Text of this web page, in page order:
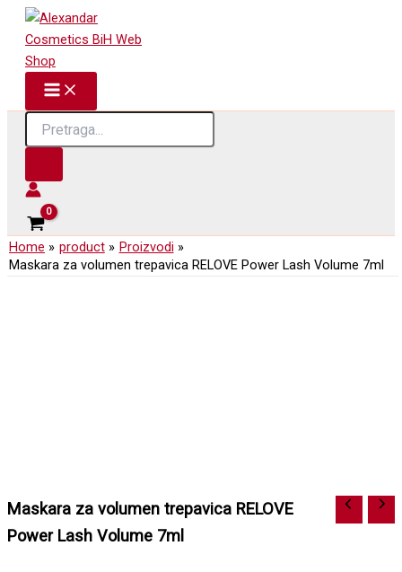
Skip
content
Products
search
Home product
Proizvodi
Maskara za volumen trepavica RELOVE Power Lash Volume 7ml
Maskara za volumen trepavica RELOVE
Power Lash Volume 7ml